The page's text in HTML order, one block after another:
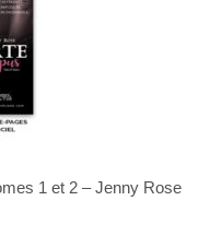
1 et 2 – Jenny Rose